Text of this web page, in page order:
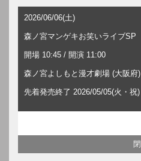
2026/06/06(土)
森ノ宮マンゲキお笑いライブSP
開場 10:45 / 開演 11:00
森ノ宮よしもと漫才劇場 (大阪府)
先着発売終了 2026/05/05(火・祝